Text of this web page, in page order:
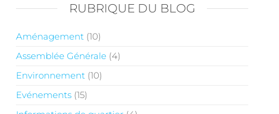
RUBRIQUE DU BLOG
Aménagement (10)
Assemblée Générale(4)
Environnement (10)
Evénements(15)